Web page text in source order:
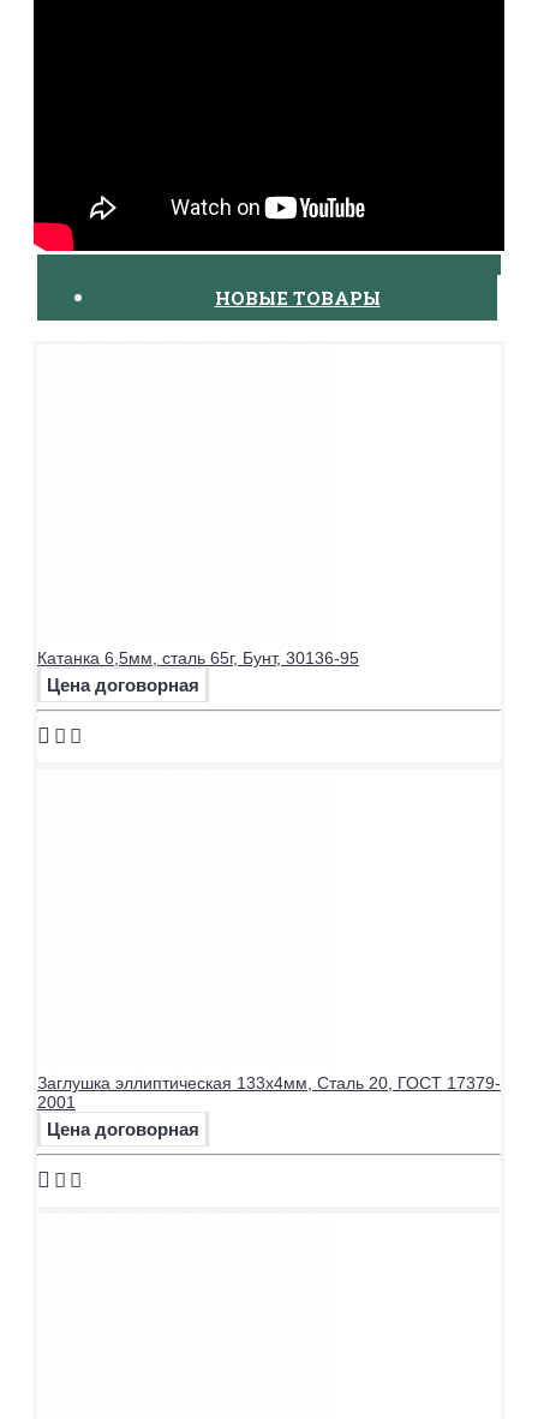
НОВЫЕ ТОВАРЫ
Катанка 6,5мм, сталь 65г, Бунт, 30136-95
Цена договорная
Заглушка эллиптическая 133х4мм, Сталь 20, ГОСТ 17379-
2001
Цена договорная